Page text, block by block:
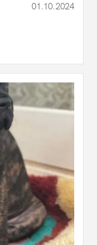
01.10.2024